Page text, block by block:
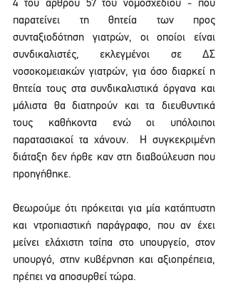
4 του άρθρου 57 του νομοσχεδίου - που
παρατείνει τη θητεία των προς
συνταξιοδότηση γιατρών, οι οποίοι είναι
συνδικαλιστές, εκλεγμένοι σε ΔΣ
νοσοκομειακών γιατρών, για όσο διαρκεί η
θητεία τους στα συνδικαλιστικά όργανα και
μάλιστα θα διατηρούν και τα διευθυντικά
τους καθήκοντα ενώ οι υπόλοιποι
παρατασιακοί τα χάνουν.  Η συγκεκριμένη
διάταξη δεν ήρθε καν στη διαβούλευση που
προηγήθηκε.
Θεωρούμε ότι πρόκειται για μία κατάπτυστη
και ντροπιαστική παράγραφο, που αν έχει
μείνει ελάχιστη τσίπα στο υπουργείο, στον
υπουργό, στην κυβέρνηση και αξιοπρέπεια,
πρέπει να αποσυρθεί τώρα.